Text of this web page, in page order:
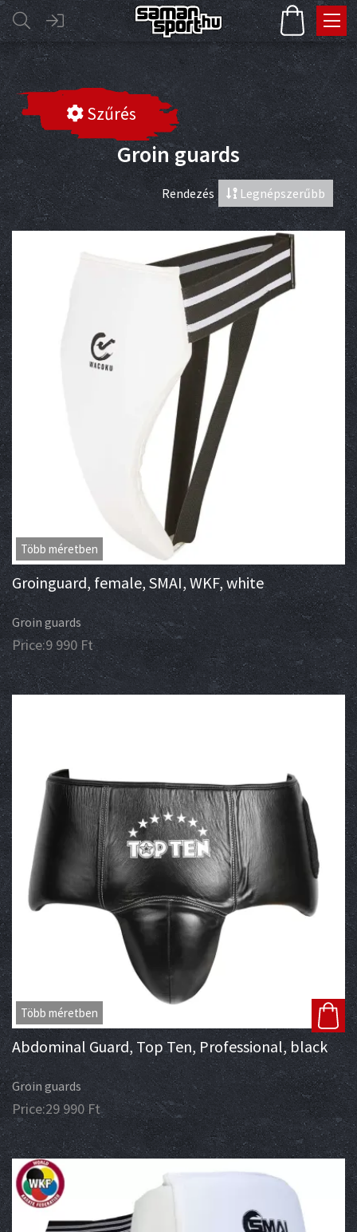
Szűrés
Groin guards
Rendezés Legnépszerűbb
Több méretben
Groinguard, female, SMAI, WKF, white
Groin guards
Price:9 990 Ft
Több méretben
Abdominal Guard, Top Ten, Professional, black
Groin guards
Price:29 990Ft